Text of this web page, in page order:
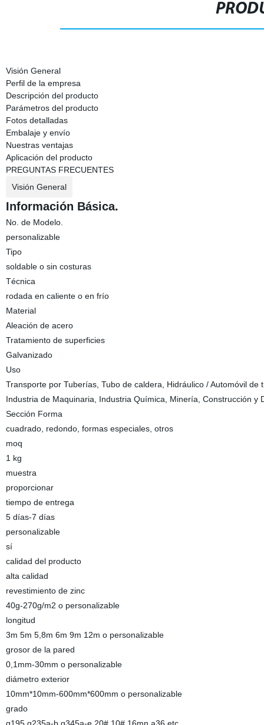
Visión General
Perfil de la empresa
Descripción del producto
Parámetros del producto
Fotos detalladas
Embalaje y envío
Nuestras ventajas
Aplicación del producto
PREGUNTAS FRECUENTES
Visión General
Información Básica.
No. de Modelo.
personalizable
Tipo
soldable o sin costuras
Técnica
rodada en caliente o en frío
Material
Aleación de acero
Tratamiento de superficies
Galvanizado
Uso
Transporte por Tuberías, Tubo de caldera, Hidráulico / Automóvil
Industria de Maquinaria, Industria Química, Minería, Construcción y
Sección Forma
cuadrado, redondo, formas especiales, otros
moq
1 kg
muestra
proporcionar
tiempo de entrega
5 días-7 días
personalizable
sí
calidad del producto
alta calidad
revestimiento de zinc
40g-270g/m2 o personalizable
longitud
3m 5m 5,8m 6m 9m 12m o personalizable
grosor de la pared
0,1mm-30mm o personalizable
diámetro exterior
10mm*10mm-600mm*600mm o personalizable
grado